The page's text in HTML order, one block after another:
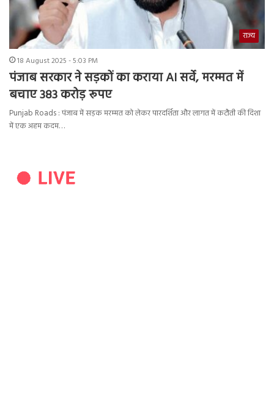
राज्य
18 August 2025 - 5:03 PM
पंजाब सरकार ने सड़कों का कराया AI सर्वे, मरम्मत में
बचाए 383 करोड़ रूपए
Punjab Roads : पंजाब में सड़क मरम्मत को लेकर पारदर्शिता और लागत में कटौती की दिशा
में एक अहम कदम…